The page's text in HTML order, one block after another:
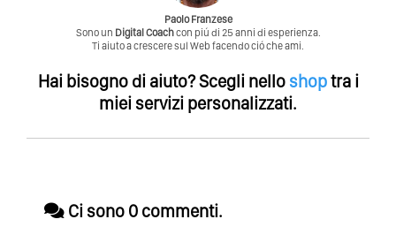
Paolo Franzese
Sono un Digital Coachcon piú di 25 anni di esperienza.
Ti aiuto a crescere sul Web facendo ció che ami.
Hai bisogno di aiuto?Scegli nello shoptra i
miei servizi personalizzati.
Ci sono 0 commenti.